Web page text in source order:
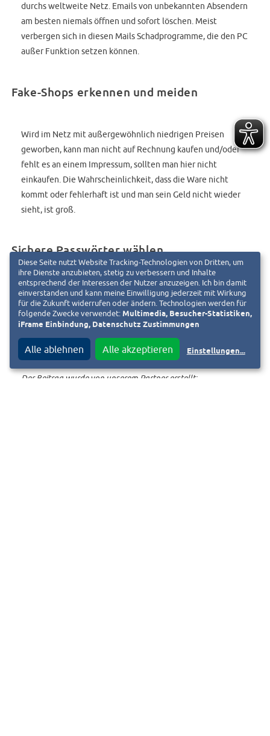
durchs weltweite Netz. Emails von unbekannten Absendern
am besten niemals öffnen und sofort löschen. Meist
verbergen sich in diesen Mails Schadprogramme, die den PC
außer Funktion setzen können.
Fake-Shops erkennen und meiden
Wird im Netz mit außergewöhnlich niedrigen Preisen
geworben, kann man nicht auf Rechnung kaufen und/oder
fehlt es an einem Impressum, sollten man hier nicht
einkaufen. Die Wahrscheinlichkeit, dass die Ware nicht
kommt oder fehlerhaft ist und man sein Geld nicht wieder
sieht, ist groß.
Sichere Passwörter wählen
Ein sicheres Passwort besteht aus mindestens acht Zeichen
und einer zufälligen Reihenfolge großer und kleiner
Buchstaben, Zahlen und Sonderzeichen.
Der Beitrag wurde von unserem Partner erstellt:
Diese Seite nutzt Website Tracking-Technologien von Dritten, um
ihre Dienste anzubieten, stetig zu verbessern und Inhalte
entsprechend der Interessen der Nutzer anzuzeigen. Ich bin damit
einverstanden und kann meine Einwilligung jederzeit mit Wirkung
für die Zukunft widerrufen oder ändern. Technologien werden für
folgende Zwecke verwendet: Multimedia, Besucher-Statistiken,
iFrame Einbindung, Datenschutz Zustimmungen
Alle ablehnen Alle akzeptieren Einstellungen...